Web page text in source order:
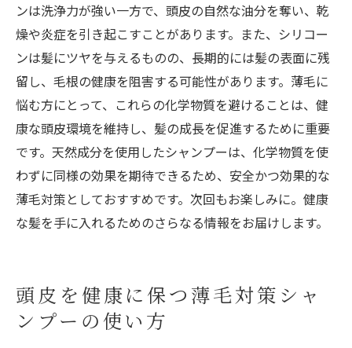
ンは洗浄力が強い一方で、頭皮の自然な油分を奪い、乾
燥や炎症を引き起こすことがあります。また、シリコー
ンは髪にツヤを与えるものの、長期的には髪の表面に残
留し、毛根の健康を阻害する可能性があります。薄毛に
悩む方にとって、これらの化学物質を避けることは、健
康な頭皮環境を維持し、髪の成長を促進するために重要
です。天然成分を使用したシャンプーは、化学物質を使
わずに同様の効果を期待できるため、安全かつ効果的な
薄毛対策としておすすめです。次回もお楽しみに。健康
な髪を手に入れるためのさらなる情報をお届けします。
頭皮を健康に保つ薄毛対策シャ
ンプーの使い方